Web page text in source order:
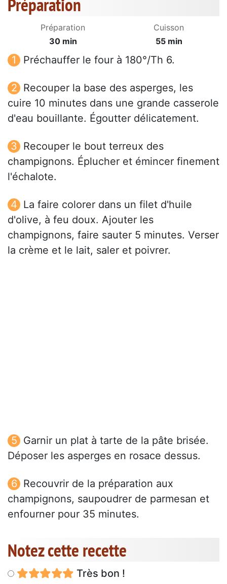
Préparation
Préparation
30 min
Cuisson
55 min
Préchauffer le four à 180°/Th 6.
Recouper la base des asperges, les
cuire 10 minutes dans une grande casserole
d'eau bouillante. Égoutter délicatement.
Recouper le bout terreux des
champignons. Éplucher et émincer finement
l'échalote.
La faire colorer dans un filet d'huile
d'olive, à feu doux. Ajouter les
champignons, faire sauter 5 minutes. Verser
la crème et le lait, saler et poivrer.
Garnir un plat à tarte de la pâte brisée.
Déposer les asperges en rosace dessus.
Recouvrir de la préparation aux
champignons, saupoudrer de parmesan et
enfourner pour 35 minutes.
Notez cette recette
Très bon !